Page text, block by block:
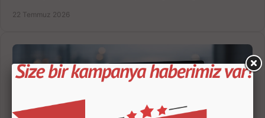
22 Temmuz 2026